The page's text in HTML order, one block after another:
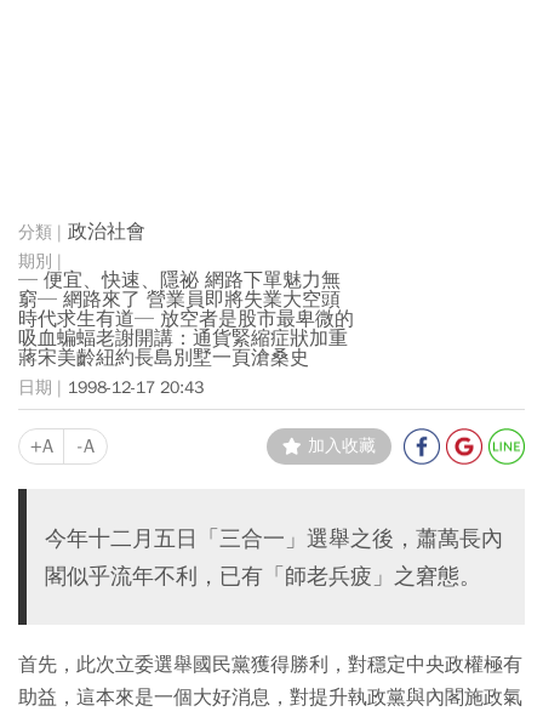
政治社會
─ 便宜、快速、隱祕 網路下單魅力無
窮─ 網路來了 營業員即將失業大空頭
時代求生有道─ 放空者是股市最卑微的
吸血蝙蝠老謝開講：通貨緊縮症狀加重
蔣宋美齡紐約長島別墅一頁滄桑史
1998-12-17 20:43
+A -A 加入收藏
今年十二月五日「三合一」選舉之後，蕭萬長內
閣似乎流年不利，已有「師老兵疲」之窘態。
首先，此次立委選舉國民黨獲得勝利，對穩定中央政權極有
助益，這本來是一個大好消息，對提升執政黨與內閣施政氣